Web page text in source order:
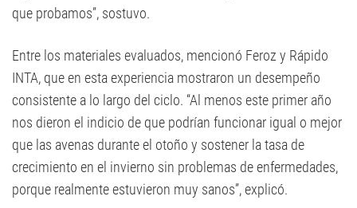
que probamos”, sostuvo.
Entre los materiales evaluados, mencionó Feroz y Rápido
INTA, que en esta experiencia mostraron un desempeño
consistente a lo largo del ciclo. “Al menos este primer año
nos dieron el indicio de que podrían funcionar igual o mejor
que las avenas durante el otoño y sostener la tasa de
crecimiento en el invierno sin problemas de enfermedades,
porque realmente estuvieron muy sanos”, explicó.